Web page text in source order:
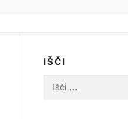
IŠČI
Išči: